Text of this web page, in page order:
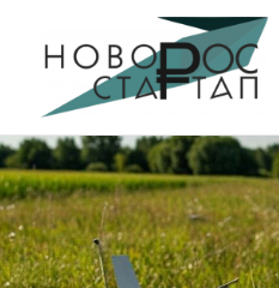
Новорос Стартап